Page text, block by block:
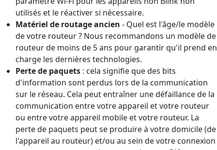
utilisés et le réactiver si nécessaire.
Matériel de routage ancien - Quel est l'âge/le modèle
de votre routeur ? Nous recommandons un modèle de
routeur de moins de 5 ans pour garantir qu'il prend en
charge les dernières technologies.
Perte de paquets : cela signifie que des bits
d'information sont perdus lors de la communication
sur le réseau. Cela peut entraîner une défaillance de la
communication entre votre appareil et votre routeur
ou entre votre appareil mobile et votre routeur. La
perte de paquets peut se produire à votre domicile (de
l'appareil au routeur) et/ou au sein de votre connexion